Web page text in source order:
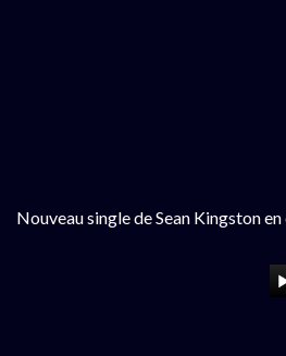
Nouveau single de Sean Kingston